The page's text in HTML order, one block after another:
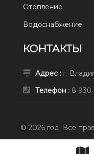
Отопление
Водоснабжение
КОНТАКТЫ
Адрес : г.
Телефон : 8 930
© 2026 год. Все